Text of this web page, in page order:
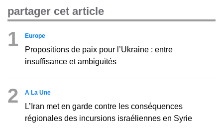
partager cet article
1 Europe
Propositions de paix pour l’Ukraine : entre
insuffisance et ambiguïtés
2 A La Une
L’Iran met en garde contre les conséquences
régionales des incursions israéliennes en Syrie